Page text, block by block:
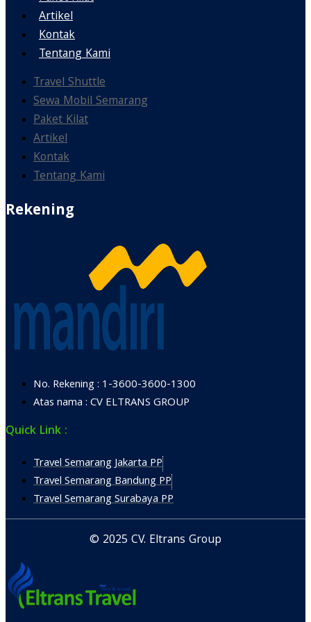
Artikel
Kontak
Tentang Kami
Travel Shuttle
Sewa Mobil Semarang
Paket Kilat
Artikel
Kontak
Tentang Kami
Rekening
No. Rekening : 1-3600-3600-1300
Atas nama : CV ELTRANS GROUP
Quick Link :
Travel Semarang Jakarta PP
Travel Semarang Bandung PP
Travel Semarang Surabaya PP
© 2025 CV. Eltrans Group